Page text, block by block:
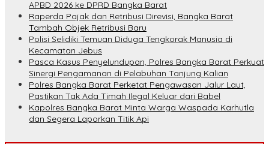
APBD 2026 ke DPRD Bangka Barat
Raperda Pajak dan Retribusi Direvisi, Bangka Barat
Tambah Objek Retribusi Baru
Polisi Selidiki Temuan Diduga Tengkorak Manusia di
Kecamatan Jebus
Pasca Kasus Penyelundupan, Polres Bangka Barat Perkuat
Sinergi Pengamanan di Pelabuhan Tanjung Kalian
Polres Bangka Barat Perketat Pengawasan Jalur Laut,
Pastikan Tak Ada Timah Ilegal Keluar dari Babel
Kapolres Bangka Barat Minta Warga Waspada Karhutla
dan Segera Laporkan Titik Api